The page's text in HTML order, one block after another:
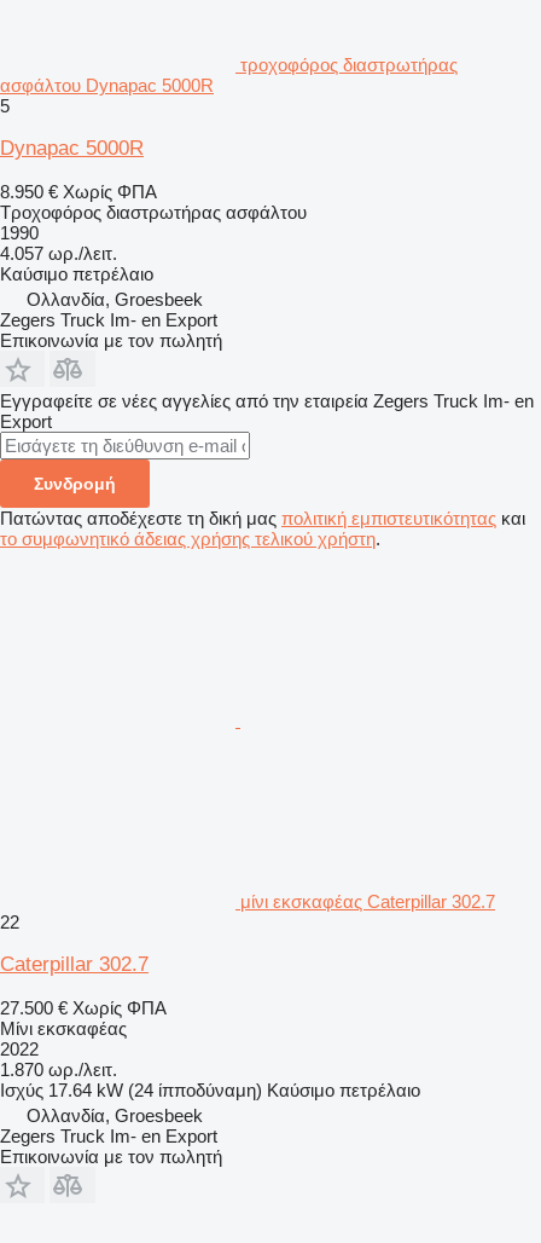
τροχοφόρος διαστρωτήρας
ασφάλτου Dynapac 5000R
5
Dynapac 5000R
8.950 € Χωρίς ΦΠΑ
Τροχοφόρος διαστρωτήρας ασφάλτου
1990
4.057 ωρ./λειτ.
Καύσιμο πετρέλαιο
Ολλανδία, Groesbeek
Zegers Truck Im- en Export
Επικοινωνία με τον πωλητή
Εγγραφείτε σε νέες αγγελίες από την εταιρεία Zegers Truck Im- en
Export
Συνδρομή
Πατώντας αποδέχεστε τη δική μας πολιτική εμπιστευτικότητας και
το συμφωνητικό άδειας χρήσης τελικού χρήστη.
μίνι εκσκαφέας Caterpillar 302.7
22
Caterpillar 302.7
27.500 € Χωρίς ΦΠΑ
Μίνι εκσκαφέας
2022
1.870 ωρ./λειτ.
Ισχύς 17.64 kW (24 ίπποδύναμη) Καύσιμο πετρέλαιο
Ολλανδία, Groesbeek
Zegers Truck Im- en Export
Επικοινωνία με τον πωλητή